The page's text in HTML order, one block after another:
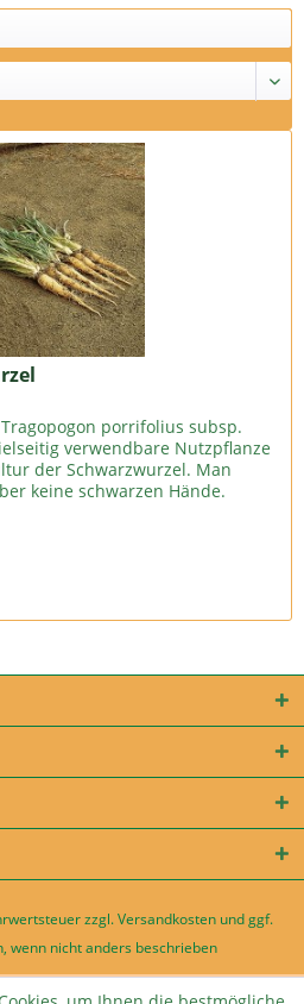
porrifolius subsp.
verwendbare Nutzpflanze
der Schwarzwurzel. Man
keine schwarzen Hände.
zzgl.Versandkosten und ggf.
wenn nicht anders beschrieben